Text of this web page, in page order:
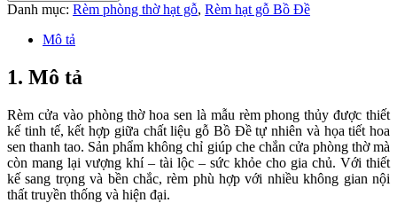
Danh mục: Rèm phòng thờ hạt gỗ, Rèm hạt gỗ Bồ Đề
Mô tả
1. Mô tả
Rèm cửa vào phòng thờ hoa sen là mẫu rèm phong thủy được thiết
kế tinh tế, kết hợp giữa chất liệu gỗ Bồ Đề tự nhiên và họa tiết hoa
sen thanh tao. Sản phẩm không chỉ giúp che chắn cửa phòng thờ mà
còn mang lại vượng khí – tài lộc – sức khỏe cho gia chủ. Với thiết
kế sang trọng và bền chắc, rèm phù hợp với nhiều không gian nội
thất truyền thống và hiện đại.